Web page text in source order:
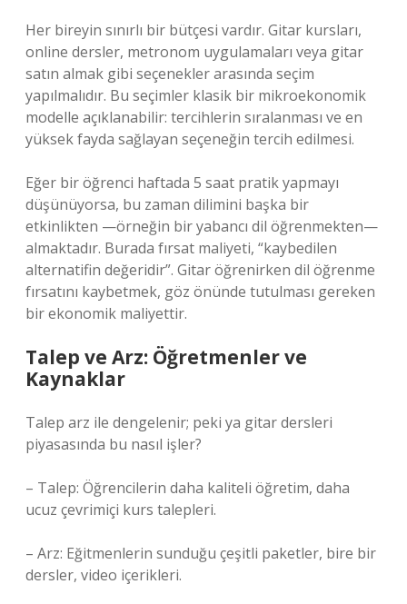
Her bireyin sınırlı bir bütçesi vardır. Gitar kursları,
online dersler, metronom uygulamaları veya gitar
satın almak gibi seçenekler arasında seçim
yapılmalıdır. Bu seçimler klasik bir mikroekonomik
modelle açıklanabilir: tercihlerin sıralanması ve en
yüksek fayda sağlayan seçeneğin tercih edilmesi.
Eğer bir öğrenci haftada 5 saat pratik yapmayı
düşünüyorsa, bu zaman dilimini başka bir
etkinlikten —örneğin bir yabancı dil öğrenmekten—
almaktadır. Burada fırsat maliyeti, “kaybedilen
alternatifin değeridir”. Gitar öğrenirken dil öğrenme
fırsatını kaybetmek, göz önünde tutulması gereken
bir ekonomik maliyettir.
Talep ve Arz: Öğretmenler ve
Kaynaklar
Talep arz ile dengelenir; peki ya gitar dersleri
piyasasında bu nasıl işler?
– Talep: Öğrencilerin daha kaliteli öğretim, daha
ucuz çevrimiçi kurs talepleri.
– Arz: Eğitmenlerin sunduğu çeşitli paketler, bire bir
dersler, video içerikleri.